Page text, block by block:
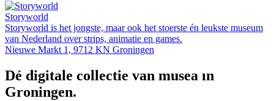
Storyworld
Storyworld is het jongste, maar ook het stoerste én leukste museum
van Nederland over strips, animatie en games.
Nieuwe Markt 1, 9712 KN Groningen
Dé digitale collectie van musea in
Groningen.